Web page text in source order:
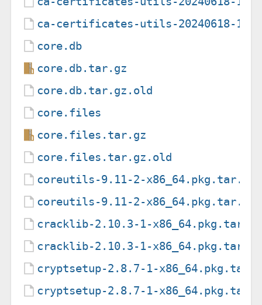
ca-certificates-utils-20240618-1-
core.db
core.db.tar.gz
core.db.tar.gz.old
core.files
core.files.tar.gz
core.files.tar.gz.old
coreutils-9.11-2-x86_64.pkg.tar.zst
coreutils-9.11-2-
cracklib-2.10.3-1-
cracklib-2.10.3-1-
cryptsetup-2.8.7-1-
cryptsetup-2.8.7-1-